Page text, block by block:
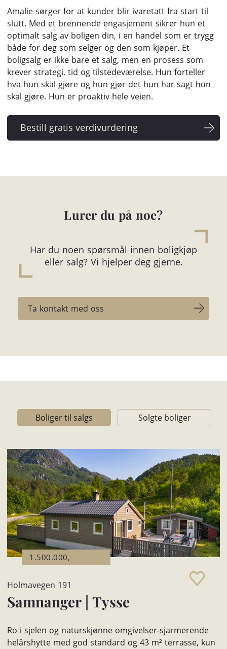
Amalie sørger for at kunder blir ivaretatt fra start til
slutt. Med et brennende engasjement sikrer hun et
optimalt salg av boligen din, i en handel som er trygg
både for deg som selger og den som kjøper. Et
boligsalg er ikke bare et salg, men en prosess som
krever strategi, tid og tilstedeværelse. Hun forteller
hva hun skal gjøre og hun gjør det hun har sagt hun
skal gjøre. Hun er proaktiv hele veien.
Lurer du på noe?
Har du noen spørsmål innen boligkjøp
eller salg? Vi hjelper deg gjerne.
Ta kontakt med oss
Boliger til salgs Solgte boliger
1.500.000,-
Holmavegen 191
Samnanger | Tysse
Ro i sjelen og naturskjønne omgivelser-sjarmerende
helårshytte med god standard og 43 m² terrasse, kun